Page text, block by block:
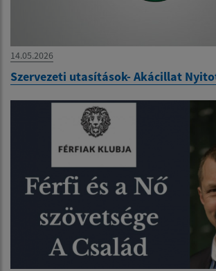
14.05.2026
Szervezeti utasítások- Akácillat